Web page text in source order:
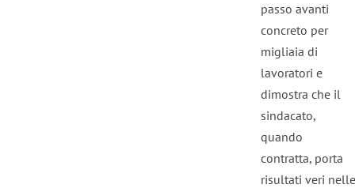
passo avanti
concreto per
migliaia di
lavoratori e
dimostra che il
sindacato,
quando
contratta, porta
risultati veri nelle